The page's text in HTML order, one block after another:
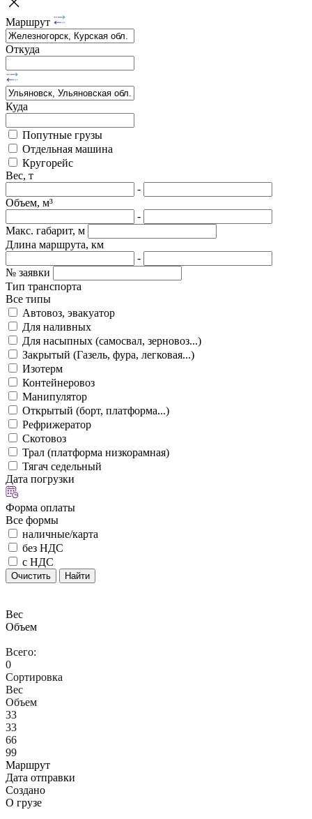
Маршрут
Откуда
Куда
Попутные грузы
Отдельная машина
Кругорейс
Вес, т
-
Объем, м³
-
Макс. габарит, м
Длина маршрута, км
-
№ заявки
Тип транспорта
Все типы
Автовоз, эвакуатор
Для наливных
Для насыпных (самосвал, зерновоз...)
Закрытый (Газель, фура, легковая...)
Изотерм
Контейнеровоз
Манипулятор
Открытый (борт, платформа...)
Рефрижератор
Скотовоз
Трал (платформа низкорамная)
Тягач седельный
Дата погрузки
Форма оплаты
Все формы
наличные/карта
без НДС
с НДС
Очистить Найти
Вес
Объем
Всего:
0
Сортировка
Вес
Объем
33
33
66
99
Маршрут
Дата отправки
Создано
О грузе